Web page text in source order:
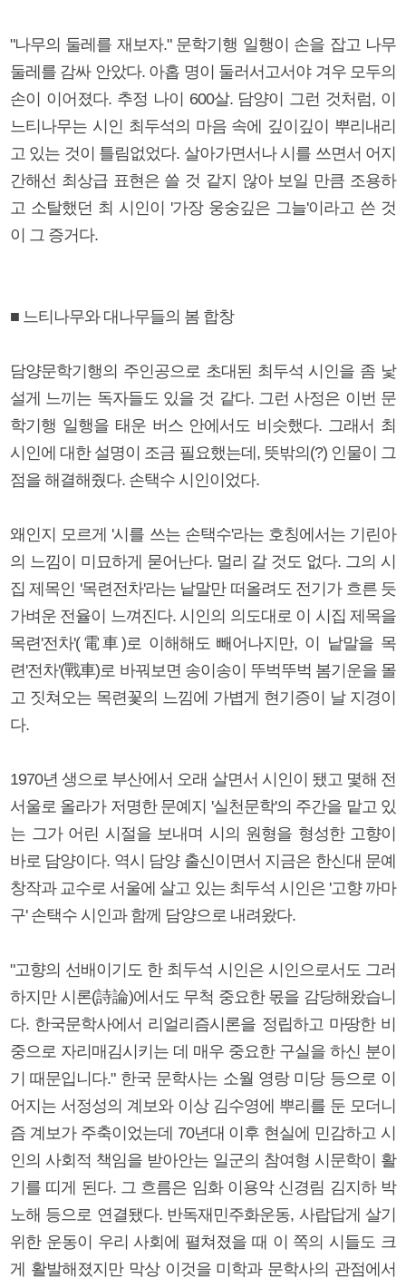
"나무의 둘레를 재보자." 문학기행 일행이 손을 잡고 나무
둘레를 감싸 안았다. 아홉 명이 둘러서고서야 겨우 모두의
손이 이어졌다. 추정 나이 600살. 담양이 그런 것처럼, 이
느티나무는 시인 최두석의 마음 속에 깊이깊이 뿌리내리
고 있는 것이 틀림없었다. 살아가면서나 시를 쓰면서 어지
간해선 최상급 표현은 쓸 것 같지 않아 보일 만큼 조용하
고 소탈했던 최 시인이 '가장 웅숭깊은 그늘'이라고 쓴 것
이 그 증거다.
■ 느티나무와 대나무들의 봄 합창
담양문학기행의 주인공으로 초대된 최두석 시인을 좀 낯
설게 느끼는 독자들도 있을 것 같다. 그런 사정은 이번 문
학기행 일행을 태운 버스 안에서도 비슷했다. 그래서 최
시인에 대한 설명이 조금 필요했는데, 뜻밖의(?) 인물이 그
점을 해결해줬다. 손택수 시인이었다.
왜인지 모르게 '시를 쓰는 손택수'라는 호칭에서는 기린아
의 느낌이 미묘하게 묻어난다. 멀리 갈 것도 없다. 그의 시
집 제목인 '목련전차'라는 낱말만 떠올려도 전기가 흐른 듯
가벼운 전율이 느껴진다. 시인의 의도대로 이 시집 제목을
목련'전차'(電車)로 이해해도 빼어나지만, 이 낱말을 목
련'전차'(戰車)로 바꿔보면 송이송이 뚜벅뚜벅 봄기운을 몰
고 짓쳐오는 목련꽃의 느낌에 가볍게 현기증이 날 지경이
다.
1970년 생으로 부산에서 오래 살면서 시인이 됐고 몇해 전
서울로 올라가 저명한 문예지 '실천문학'의 주간을 맡고 있
는 그가 어린 시절을 보내며 시의 원형을 형성한 고향이
바로 담양이다. 역시 담양 출신이면서 지금은 한신대 문예
창작과 교수로 서울에 살고 있는 최두석 시인은 '고향 까마
구' 손택수 시인과 함께 담양으로 내려왔다.
"고향의 선배이기도 한 최두석 시인은 시인으로서도 그러
하지만 시론(詩論)에서도 무척 중요한 몫을 감당해왔습니
다. 한국문학사에서 리얼리즘시론을 정립하고 마땅한 비
중으로 자리매김시키는 데 매우 중요한 구실을 하신 분이
기 때문입니다." 한국 문학사는 소월 영랑 미당 등으로 이
어지는 서정성의 계보와 이상 김수영에 뿌리를 둔 모더니
즘 계보가 주축이었는데 70년대 이후 현실에 민감하고 시
인의 사회적 책임을 받아안는 일군의 참여형 시문학이 활
기를 띠게 된다. 그 흐름은 임화 이용악 신경림 김지하 박
노해 등으로 연결됐다. 반독재민주화운동, 사랍답게 살기
위한 운동이 우리 사회에 펼쳐졌을 때 이 쪽의 시들도 크
게 활발해졌지만 막상 이것을 미학과 문학사의 관점에서